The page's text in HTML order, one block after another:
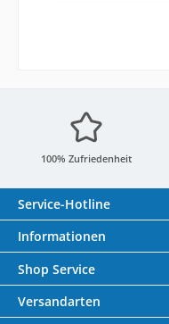
100% Zufriedenheit
Service-Hotline
Informationen
Shop Service
Versandarten